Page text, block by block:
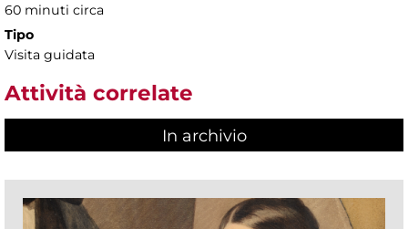
60 minuti circa
Tipo
Visita guidata
Attività correlate
In archivio